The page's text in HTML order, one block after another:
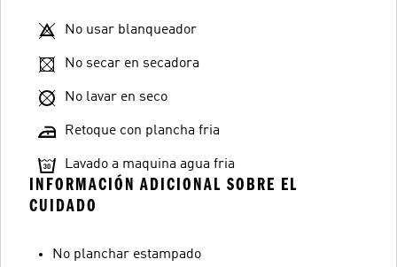
No usar blanqueador
No secar en secadora
No lavar en seco
Retoque con plancha fria
Lavado a maquina agua fria
INFORMACIÓN ADICIONAL SOBRE EL
CUIDADO
No planchar estampado